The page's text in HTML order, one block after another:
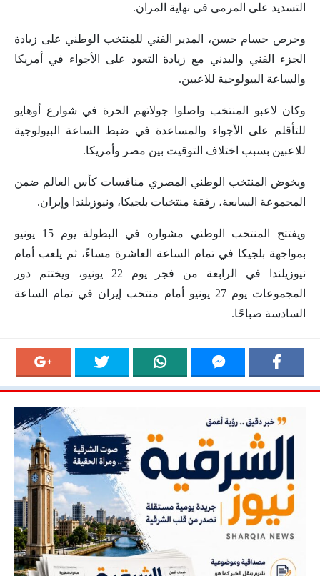
التسديد على المرمى في نهاية المران.
وحرص حسام حسن، المدير الفني للمنتخب الوطني على زيادة
الجزء الفني والبدني مع زيادة التعود على الأجواء في أمريكا
والساعة البيولوجية للاعبين.
وكان لاعبو المنتخب واصلوا جولاتهم الحرة في شوارع أوهايو
للتأقلم على الأجواء والمساعدة في ضبط الساعة البيولوجية
للاعبين بسبب اختلاف التوقيت بين مصر وأمريكا.
ويخوض المنتخب الوطني المصري منافسات كأس العالم ضمن
المجموعة السابعة، رفقة منتخبات بلجيكا، ونيوزيلندا وإيران.
ويفتتح المنتخب الوطني مشواره في البطولة يوم 15 يونيو
بمواجهة بلجيكا في تمام الساعة العاشرة مساءً، ثم يلعب أمام
نيوزيلندا في الرابعة من فجر يوم 22 يونيو، ويختتم دور
المجموعات يوم 27 يونيو أمام منتخب إيران في تمام الساعة
السادسة صباحًا.